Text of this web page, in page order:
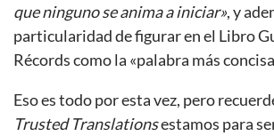
que ninguno se anima a iniciar», y
particularidad de figurar en el Libro
Récords como la «palabra más
Eso es todo por esta vez, pero
Trusted Translationsestamos para